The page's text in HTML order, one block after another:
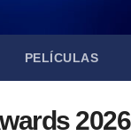
PELÍCULAS
2026